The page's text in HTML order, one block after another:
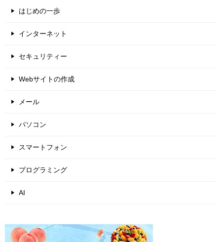
はじめの一歩
インターネット
セキュリティー
Webサイトの作成
メール
パソコン
スマートフォン
プログラミング
AI